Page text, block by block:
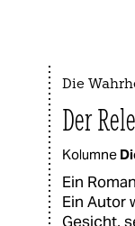
Die
Der
Kolumne
Ein
Ein Autor
Gesicht,